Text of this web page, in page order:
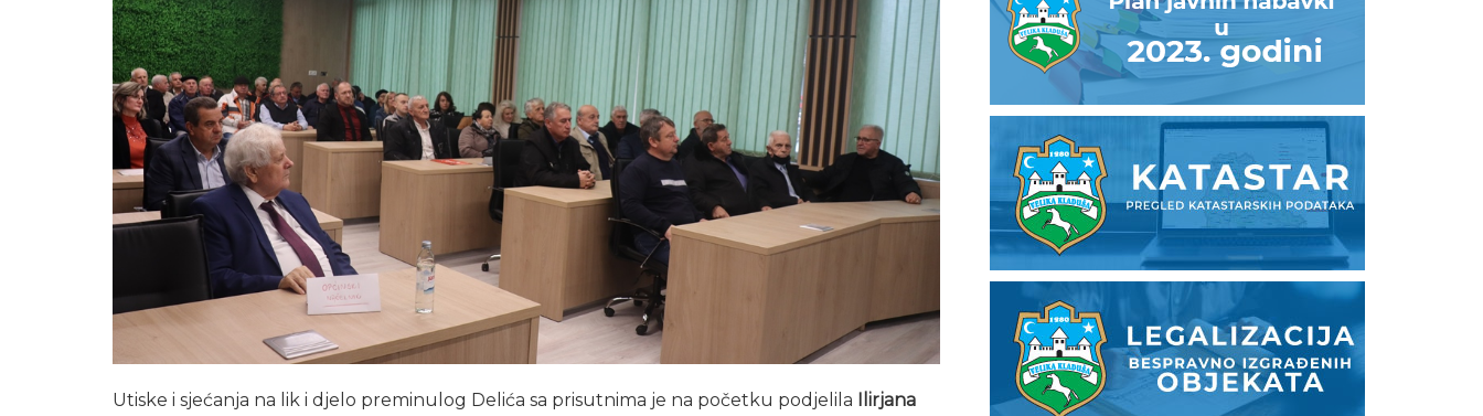
Utiske i sjećanja na lik i djelo preminulog Delića sa prisutnima je na početku podjelila Ilirjana